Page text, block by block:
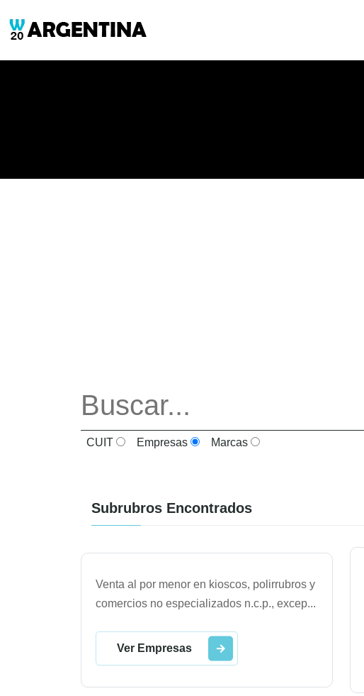
CUIT Empresas Marcas
Subrubros Encontrados
Venta al por menor en kioscos, polirrubros y
comercios no especializados n.c.p., excep...
Ver Empresas